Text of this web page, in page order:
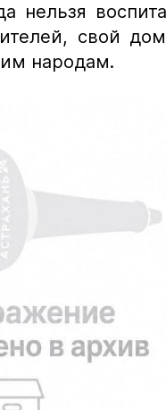
нельзя
свой
народам.